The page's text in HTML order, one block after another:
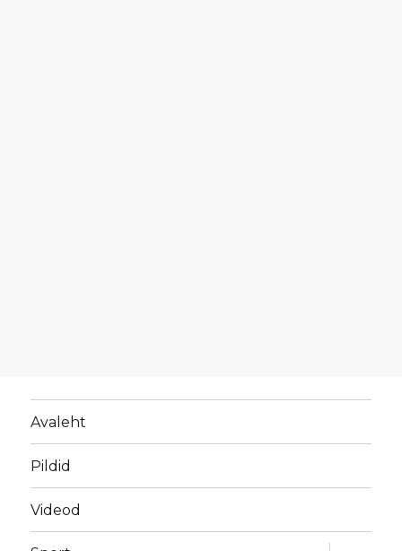
Avaleht
Pildid
Videod